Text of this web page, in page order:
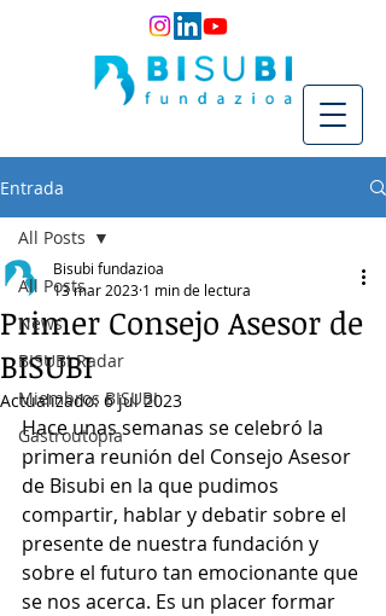
Entrada
All Posts
News
BISUBI Radar
Miembros BISUBI
Gastroutopía
All Posts
Primer Consejo Asesor de
BISUBI
Bisubi fundazioa
13 mar 2023 1 min de lectura
Actualizado: 6 jul 2023
Hace unas semanas se celebró la
primera reunión del Consejo Asesor
de Bisubi en la que pudimos
compartir, hablar y debatir sobre el
presente de nuestra fundación y
sobre el futuro tan emocionante que
se nos acerca. Es un placer formar